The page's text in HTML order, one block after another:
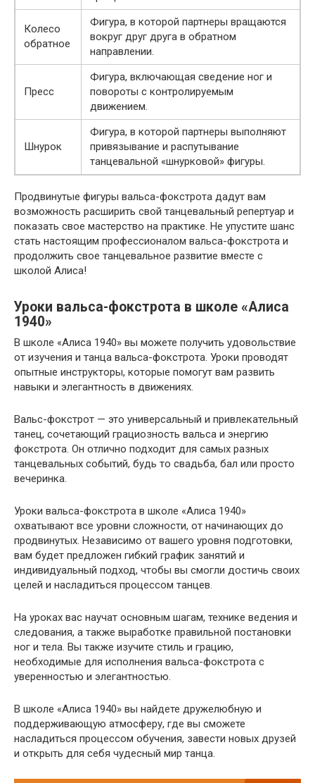
Колесо
обратное
Фигура, в которой партнеры вращаются
вокруг друг друга в обратном
направлении.
Пресс
Фигура, включающая сведение ног и
повороты с контролируемым
движением.
Шнурок
Фигура, в которой партнеры выполняют
привязывание и распутывание
танцевальной «шнурковой» фигуры.
Продвинутые фигуры вальса-фокстрота дадут вам
возможность расширить свой танцевальный репертуар и
показать свое мастерство на практике. Не упустите шанс
стать настоящим профессионалом вальса-фокстрота и
продолжить свое танцевальное развитие вместе с
школой Алиса!
Уроки вальса-фокстрота в школе «Алиса
1940»
В школе «Алиса 1940» вы можете получить удовольствие
от изучения и танца вальса-фокстрота. Уроки проводят
опытные инструкторы, которые помогут вам развить
навыки и элегантность в движениях.
Вальс-фокстрот — это универсальный и привлекательный
танец, сочетающий грациозность вальса и энергию
фокстрота. Он отлично подходит для самых разных
танцевальных событий, будь то свадьба, бал или просто
вечеринка.
Уроки вальса-фокстрота в школе «Алиса 1940»
охватывают все уровни сложности, от начинающих до
продвинутых. Независимо от вашего уровня подготовки,
вам будет предложен гибкий график занятий и
индивидуальный подход, чтобы вы смогли достичь своих
целей и насладиться процессом танцев.
На уроках вас научат основным шагам, технике ведения и
следования, а также выработке правильной постановки
ног и тела. Вы также изучите стиль и грацию,
необходимые для исполнения вальса-фокстрота с
уверенностью и элегантностью.
В школе «Алиса 1940» вы найдете дружелюбную и
поддерживающую атмосферу, где вы сможете
насладиться процессом обучения, завести новых друзей
и открыть для себя чудесный мир танца.